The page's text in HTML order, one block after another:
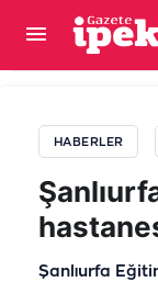
HABERLER
Şanlıurfa
Şanlıurfa’da